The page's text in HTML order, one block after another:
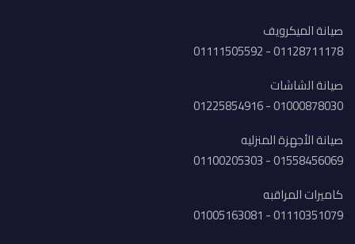
صيانة الميكرويف
01128711178 - 01111505592
صيانة الشاشات
01000878030 - 01225854916
صيانة الأجهزة المنزليه
01558456069 - 01100205303
كاميرات المراقبه
01110351079 - 01005163081